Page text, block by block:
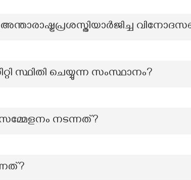
സ്ഥിതി ചെയ്യുന്ന സംസ്ഥാനം?
നടന്നത്?